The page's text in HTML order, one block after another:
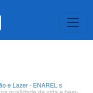
e Lazer - ENAREL s